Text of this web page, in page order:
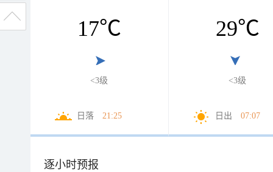
17℃
<3级
日落 21:25
29℃
<3级
日出 07:07
逐小时预报